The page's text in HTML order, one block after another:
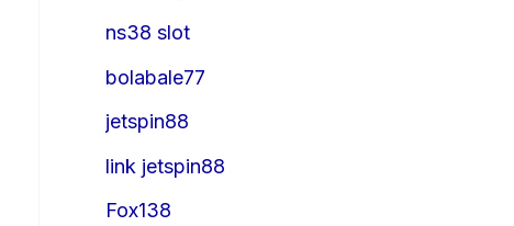
ns38 slot
bolabale77
jetspin88
link jetspin88
Fox138